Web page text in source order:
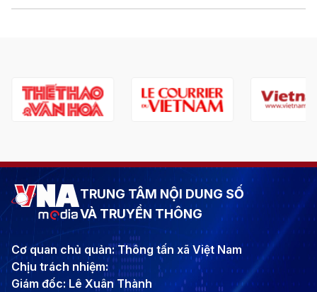
TRUNG TÂM NỘI DUNG SỐ
VÀ TRUYỀN THÔNG
Cơ quan chủ quản: Thông tấn xã Việt Nam
Chịu trách nhiệm:
Giám đốc: Lê Xuân Thành